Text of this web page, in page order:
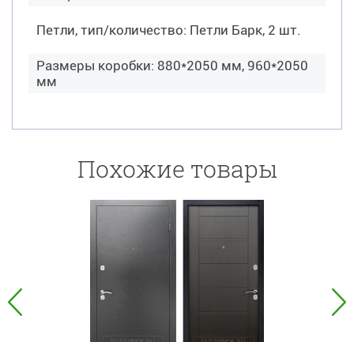
Петли, тип/количество: Петли Барк, 2 шт.
Размеры коробки: 880*2050 мм, 960*2050
мм
Похожие товары